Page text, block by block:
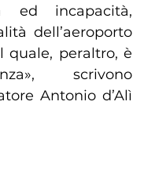
ed incapacità,
dell’aeroporto
quale, peraltro, è
scrivono
Antonio d’Alì